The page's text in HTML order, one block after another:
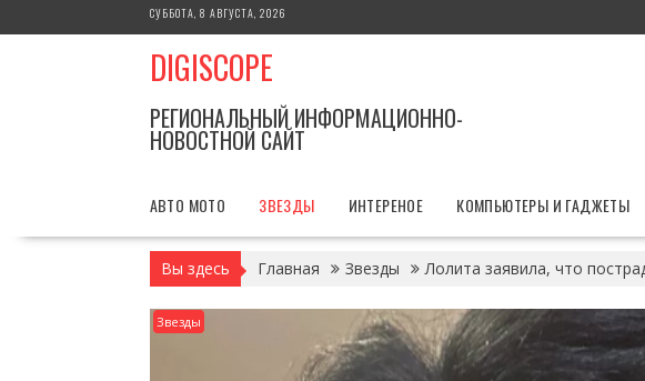
к
СУББОТА, 8 АВГУСТА, 2026
DIGISCOPE
РЕГИОНАЛЬНЫЙ ИНФОРМАЦИОННО-
НОВОСТНОЙ САЙТ
АВТО МОТО ЗВЕЗДЫ ИНТЕРЕНОЕ КОМПЬЮТЕРЫ И ГАДЖЕТЫ
Вы здесь Главная Звезды Лолита заявила, что
Звезды